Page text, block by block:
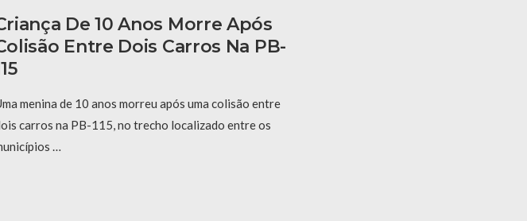
De 10 Anos Morre Após
Entre Dois Carros Na PB-
menina de 10 anos morreu após uma colisão entre
carros na PB-115, no trecho localizado entre os
…